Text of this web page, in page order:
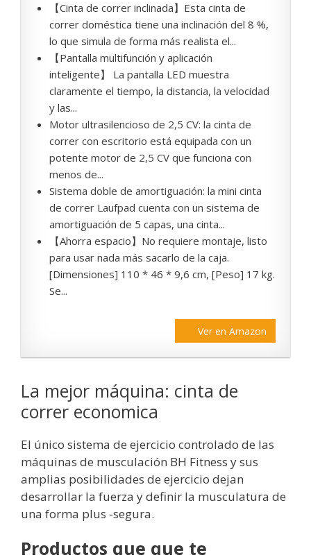
【Cinta de correr inclinada】Esta cinta de
correr doméstica tiene una inclinación del 8 %,
lo que simula de forma más realista el...
【Pantalla multifunción y aplicación
inteligente】 La pantalla LED muestra
claramente el tiempo, la distancia, la velocidad
y las...
Motor ultrasilencioso de 2,5 CV: la cinta de
correr con escritorio está equipada con un
potente motor de 2,5 CV que funciona con
menos de...
Sistema doble de amortiguación: la mini cinta
de correr Laufpad cuenta con un sistema de
amortiguación de 5 capas, una cinta...
【Ahorra espacio】No requiere montaje, listo
para usar nada más sacarlo de la caja.
[Dimensiones] 110 * 46 * 9,6 cm, [Peso] 17 kg.
Se...
Ver en Amazon
La mejor máquina: cinta de
correr economica
El único sistema de ejercicio controlado de las
máquinas de musculación BH Fitness y sus
amplias posibilidades de ejercicio dejan
desarrollar la fuerza y definir la musculatura de
una forma plus -segura.
Productos que que te